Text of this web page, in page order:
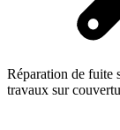
Réparation de fuite
travaux sur